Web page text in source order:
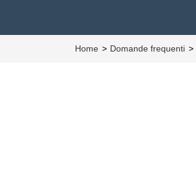
Home Domande frequenti